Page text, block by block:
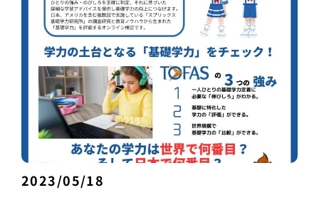
2023/05/18